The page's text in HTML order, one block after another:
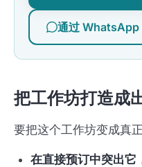
通过 WhatsApp
把工作坊打造成
要把这个工作坊变成真
在直接预订中突出它